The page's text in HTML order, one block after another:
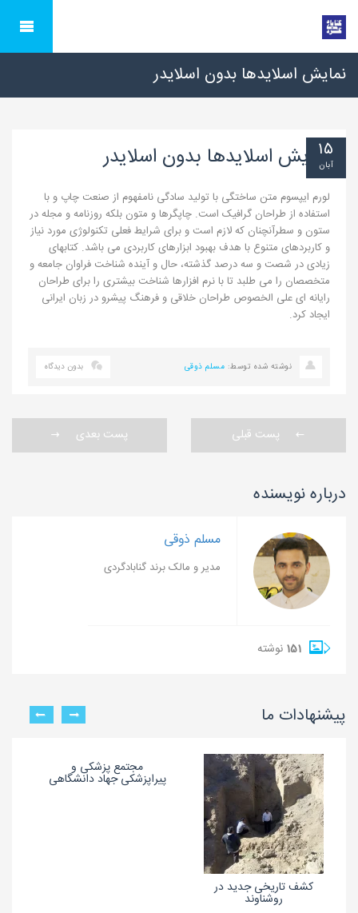
نمایش اسلایدها بدون اسلایدر
نمایش اسلایدها بدون اسلایدر
لورم ایپسوم متن ساختگی با تولید سادگی نامفهوم از صنعت چاپ و با
استفاده از طراحان گرافیک است. چاپگرها و متون بلکه روزنامه و مجله در
ستون و سطرآنچنان که لازم است و برای شرایط فعلی تکنولوژی مورد نیاز
و کاربردهای متنوع با هدف بهبود ابزارهای کاربردی می باشد. کتابهای
زیادی در شصت و سه درصد گذشته، حال و آینده شناخت فراوان جامعه و
متخصصان را می طلبد تا با نرم افزارها شناخت بیشتری را برای طراحان
رایانه ای علی الخصوص طراحان خلاقی و فرهنگ پیشرو در زبان ایرانی
ایجاد کرد.
۱۵
آبان
نوشته شده توسط: مسلم ذوقی بدون دیدگاه
پست قبلی پست بعدی
درباره نویسنده
مسلم ذوقی
مدیر و مالک برند گنابادگردی
151 نوشته
پیشنهادات ما
مجتمع پزشکی و
پیراپزشکی جهاد دانشگاهی
کشف تاریخی جدید در
روشناوند